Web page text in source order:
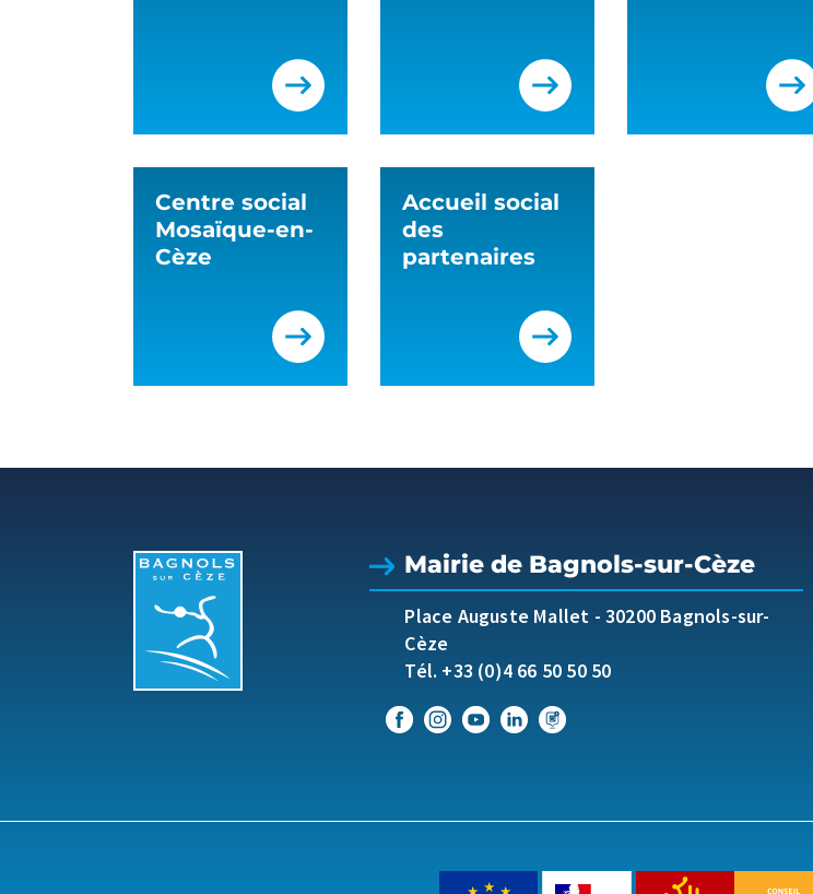
Centre social
Mosaïque-en-
Cèze
Accueil social
des
partenaires
Mairie de Bagnols-sur-Cèze
Place Auguste Mallet - 30200 Bagnols-sur-
Cèze
Tél. +33 (0)4 66 50 50 50